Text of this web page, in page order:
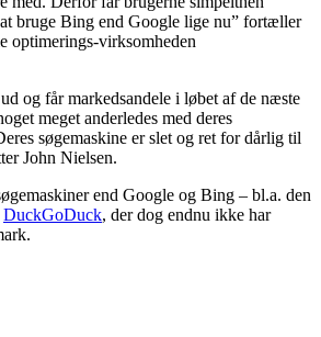
bruge Bing end Google lige nu” fortæller
optimerings-virksomheden
og får markedsandele i løbet af de næste
meget anderledes med deres
søgemaskine er slet og ret for dårlig til
John Nielsen.
end Google og Bing – bl.a. den
DuckGoDuck, der dog endnu ikke har